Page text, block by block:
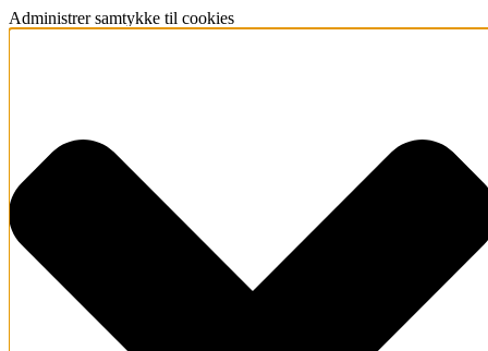
Administrer samtykke til cookies